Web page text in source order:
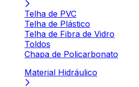
Telha de PVC
Telha de Plástico
Telha de Fibra de Vidro
Toldos
Chapa de Policarbonato
Material Hidráulico